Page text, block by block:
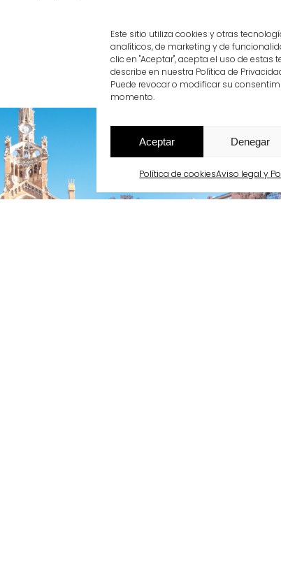
Este sitio utiliza cookies y otras
analíticos, de marketing y de
clic en "Aceptar", acepta el uso de estas
describe en nuestra Política de
Puede revocar o modificar su
momento.
Aceptar Denegar
Política de cookiesAviso legal y